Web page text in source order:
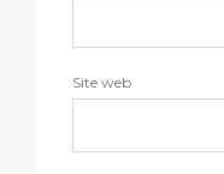
Site web